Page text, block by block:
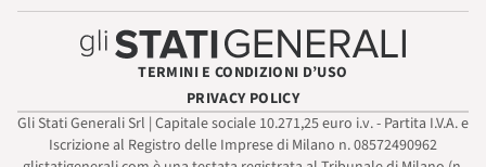
TERMINI E CONDIZIONI D’USO
PRIVACY POLICY
Gli Stati Generali Srl | Capitale sociale 10.271,25 euro i.v. - Partita I.V.A. e
Iscrizione al Registro delle Imprese di Milano n. 08572490962